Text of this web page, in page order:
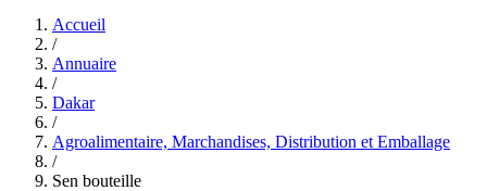
Accueil
/
Annuaire
/
Dakar
/
Agroalimentaire, Marchandises, Distribution et Emballage
/
Sen bouteille